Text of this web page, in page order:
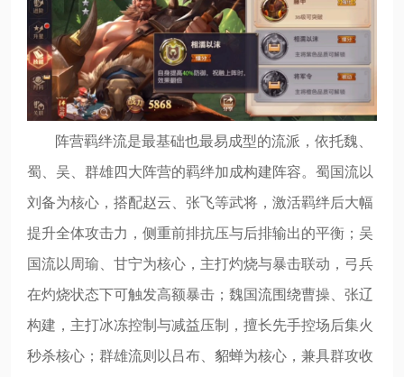
阵营羁绊流是最基础也最易成型的流派，依托魏、
蜀、吴、群雄四大阵营的羁绊加成构建阵容。蜀国流以
刘备为核心，搭配赵云、张飞等武将，激活羁绊后大幅
提升全体攻击力，侧重前排抗压与后排输出的平衡；吴
国流以周瑜、甘宁为核心，主打灼烧与暴击联动，弓兵
在灼烧状态下可触发高额暴击；魏国流围绕曹操、张辽
构建，主打冰冻控制与减益压制，擅长先手控场后集火
秒杀核心；群雄流则以吕布、貂蝉为核心，兼具群攻收